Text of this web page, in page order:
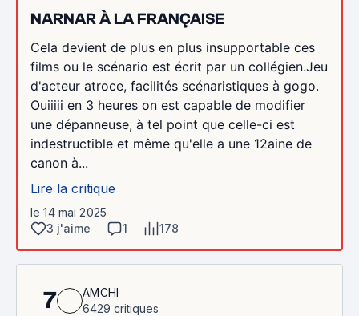
NARNAR À LA FRANÇAISE
Cela devient de plus en plus insupportable ces
films ou le scénario est écrit par un collégien.Jeu
d'acteur atroce, facilités scénaristiques à gogo.
Ouiiiii en 3 heures on est capable de modifier
une dépanneuse, à tel point que celle-ci est
indestructible et même qu'elle a une 12aine de
canon à...
Lire la critique
le 14 mai 2025
3 j'aime
1 178
7
AMCHI
6429 critiques